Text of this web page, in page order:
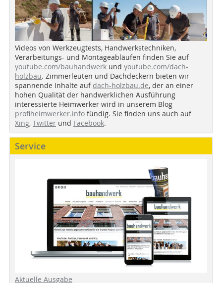
Videos von Werkzeugtests, Handwerkstechniken,
Verarbeitungs- und Montageabläufen finden Sie auf
youtube.com/bauhandwerk und youtube.com/dach-
holzbau. Zimmerleuten und Dachdeckern bieten wir
spannende Inhalte auf dach-holzbau.de, der an einer
hohen Qualität der handwerklichen Ausführung
interessierte Heimwerker wird in unserem Blog
profiheimwerker.info fündig. Sie finden uns auch auf
Xing, Twitter und Facebook.
Service
Aktuelle Ausgabe